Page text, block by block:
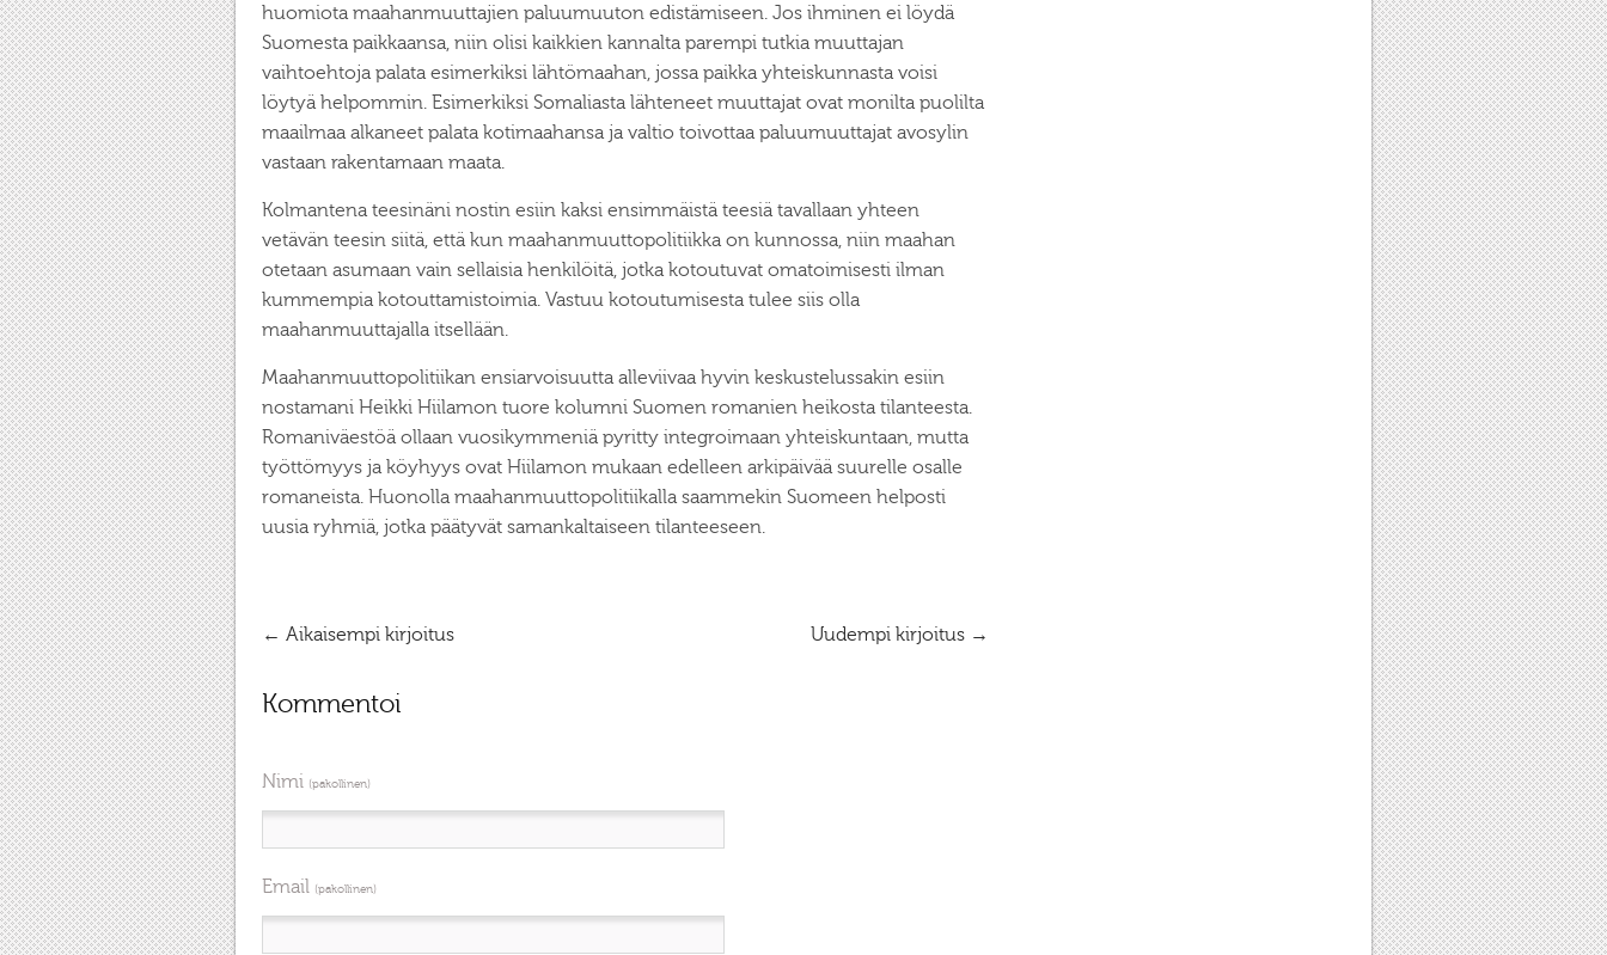
huomiota maahanmuuttajien paluumuuton edistämiseen. Jos ihminen ei löydä
Suomesta paikkaansa, niin olisi kaikkien kannalta parempi tutkia muuttajan
vaihtoehtoja palata esimerkiksi lähtömaahan, jossa paikka yhteiskunnasta voisi
löytyä helpommin. Esimerkiksi Somaliasta lähteneet muuttajat ovat monilta puolilta
maailmaa alkaneet palata kotimaahansa ja valtio toivottaa paluumuuttajat avosylin
vastaan rakentamaan maata.
Kolmantena teesinäni nostin esiin kaksi ensimmäistä teesiä tavallaan yhteen
vetävän teesin siitä, että kun maahanmuuttopolitiikka on kunnossa, niin maahan
otetaan asumaan vain sellaisia henkilöitä, jotka kotoutuvat omatoimisesti ilman
kummempia kotouttamistoimia. Vastuu kotoutumisesta tulee siis olla
maahanmuuttajalla itsellään.
Maahanmuuttopolitiikan ensiarvoisuutta alleviivaa hyvin keskustelussakin esiin
nostamani Heikki Hiilamon tuore kolumni Suomen romanien heikosta tilanteesta.
Romaniväestöä ollaan vuosikymmeniä pyritty integroimaan yhteiskuntaan, mutta
työttömyys ja köyhyys ovat Hiilamon mukaan edelleen arkipäivää suurelle osalle
romaneista. Huonolla maahanmuuttopolitiikalla saammekin Suomeen helposti
uusia ryhmiä, jotka päätyvät samankaltaiseen tilanteeseen.
← Aikaisempi kirjoitus Uudempi kirjoitus →
Kommentoi
Nimi (pakollinen)
Email (pakollinen)